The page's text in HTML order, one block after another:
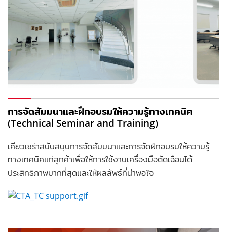
การจัดสัมมนาและฝึกอบรมให้ความรู้ทางเทคนิค
(Technical Seminar and Training)
เคียวเซร่าสนับสนุนการจัดสัมมนาและการจัดฝึกอบรมให้ความรู้
ทางเทคนิคแก่ลูกค้าเพื่อให้การใช้งานเครื่องมือตัดเฉือนได้
ประสิทธิภาพมากที่สุดและให้ผลลัพธ์ที่น่าพอใจ